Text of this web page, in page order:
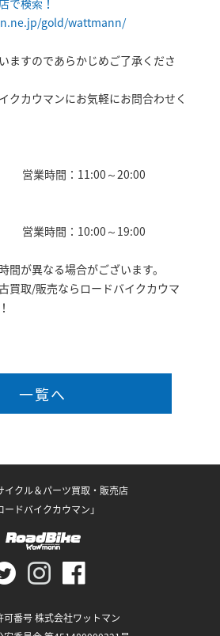
で検索！
gold/wattmann/
ますのであらかじめご了承くださ
クカウマンにお気軽にお問合わせく
営業時間：11:00～20:00
営業時間：10:00～19:00
が異なる場合がございます。
買取/販売ならロードバイクカウマ
一覧へ
イクル＆パーツ買取・販売店
ードバイクカウマン」
可番号 株式会社ワットマン